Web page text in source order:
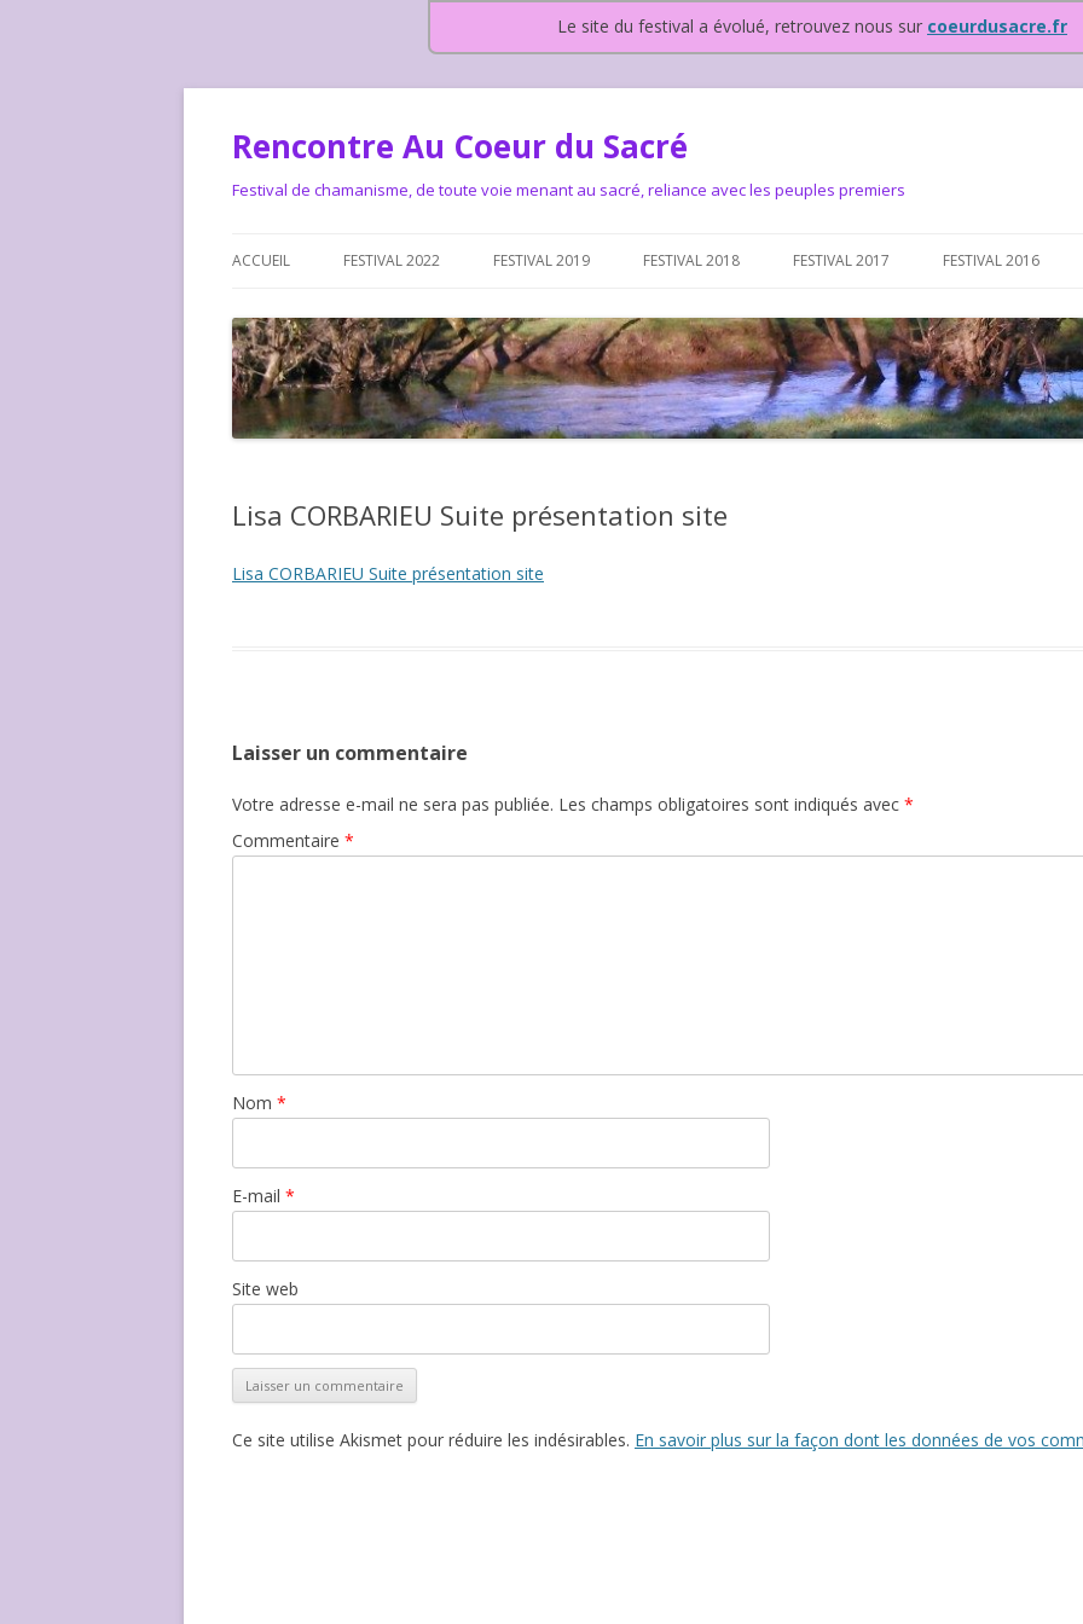
Le site du festival a évolué, retrouvez nous sur coeurdusacre.fr
Rencontre Au Coeur du Sacré
Festival de chamanisme, de toute voie menant au sacré, reliance avec les peuples premiers
ACCUEIL
LA CHARTE DU FESTIVAL
LE FESTIVAL DEPUIS 2015 – QUI
SOMMES-NOUS ?
LE FESTIVAL DEPUIS 2015…OU
ALLONS-NOUS ?
COMMENT FONCTIONNONS
FESTIVAL 2022 FESTIVAL 2019 FESTIVAL 2018 FESTIVAL 2017 FESTIVAL 2016
Lisa CORBARIEU Suite présentation site
Lisa CORBARIEU Suite présentation site
Laisser un commentaire
Votre adresse e-mail ne sera pas publiée. Les champs obligatoires sont indiqués avec *
Commentaire *
Nom *
E-mail *
Site web
Ce site utilise Akismet pour réduire les indésirables. En savoir plus sur la façon dont les données de vos